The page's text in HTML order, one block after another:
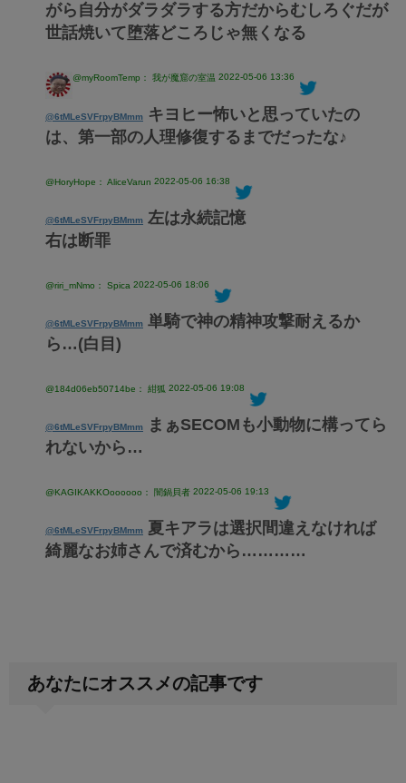
がら自分がダラダラする方だからむしろぐだが
世話焼いて堕落どころじゃ無くなる
@myRoomTemp： 我が魔窟の室温 2022-05-06 13:36
@6tMLeSVFrpyBMmm
キヨヒー怖いと思っていたの
は、第一部の人理修復するまでだったな♪
@HoryHope： AliceVarun 2022-05-06 16:38
@6tMLeSVFrpyBMmm 左は永続記憶
右は断罪
@riri_mNmo： Spica 2022-05-06 18:06
@6tMLeSVFrpyBMmm 単騎で神の精神攻撃耐えるか
ら…(白目)
@184d06eb50714be： 紺狐 2022-05-06 19:08
@6tMLeSVFrpyBMmm
まぁSECOMも小動物に構ってら
れないから…
@KAGIKAKKOoooooo： 闇鍋貝者 2022-05-06 19:13
@6tMLeSVFrpyBMmm 夏キアラは選択間違えなければ
綺麗なお姉さんで済むから…………
あなたにオススメの記事です